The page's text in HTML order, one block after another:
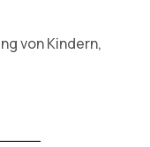
von Kindern,